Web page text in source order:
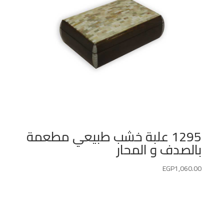
1295 علبة خشب طبيعي مطعمة
بالصدف و المحار
EGP1,060.00